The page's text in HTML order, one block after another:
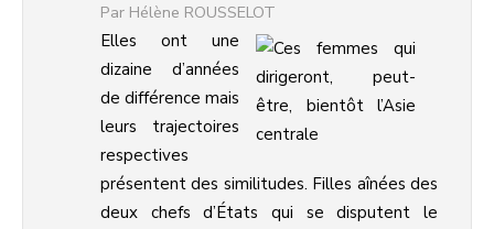
Hélène ROUSSELOT
Elles ont une
dizaine d’années
de différence mais
leurs trajectoires
respectives
présentent des similitudes. Filles aînées des
deux chefs d’États qui se disputent le